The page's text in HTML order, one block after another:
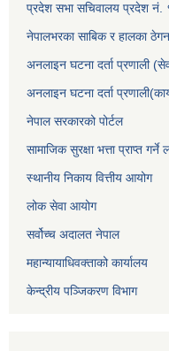
प्रदेश सभा सचिवालय प्रदेश नं.
नेपालभरका साबिक र हालका
अनलाइन घटना दर्ता प्रणाली
अनलाइन घटना दर्ता
नेपाल सरकारको पोर्टल
सामाजिक सुरक्षा भत्ता प्राप्त
स्थानीय निकाय वित्तीय आयोग
लोक सेवा आयोग
सर्वोच्च अदालत नेपाल
महान्यायाधिवक्ताको कार्यालय
केन्द्रीय पञ्जिकरण विभाग